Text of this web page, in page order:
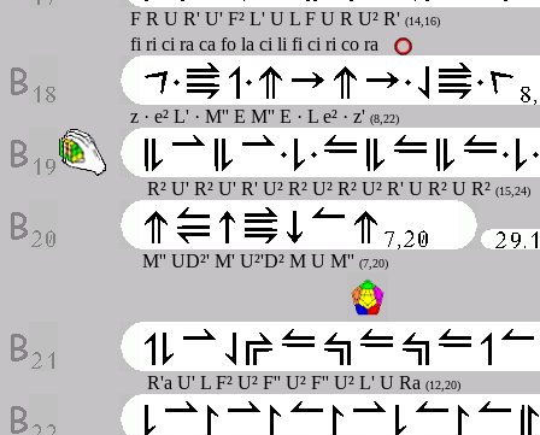
F R U R' U' F² L' U L F U R U² R' (14,16)
fi ri ci ra ca fo la ci li fi ci ri co ra
z · e² L' · M'' E M'' E · L e² · z' (8,22)
R² U' R² U' R' U² R² U² R² U² R' U R² U R² (15,24)
M'' UD²' M' U²'D² M U M'' (7,20)
R'a U' L F² U² F'' U² F'' U² L' U Ra (12,20)